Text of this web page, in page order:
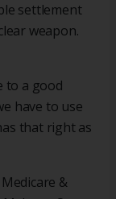
settlement
weapon.
to a good
have to use
that right as
&